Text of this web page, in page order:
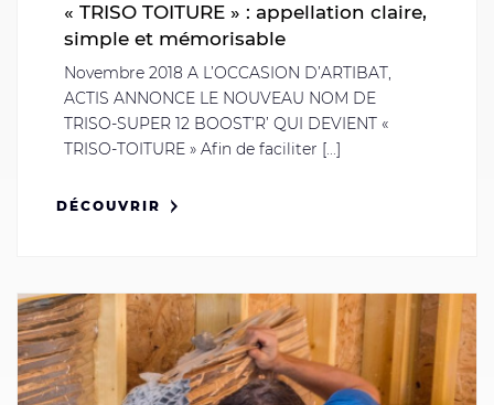
« TRISO TOITURE » : appellation claire,
simple et mémorisable
Novembre 2018 A L’OCCASION D’ARTIBAT,
ACTIS ANNONCE LE NOUVEAU NOM DE
TRISO-SUPER 12 BOOST’R’ QUI DEVIENT «
TRISO-TOITURE » Afin de faciliter [...]
DÉCOUVRIR